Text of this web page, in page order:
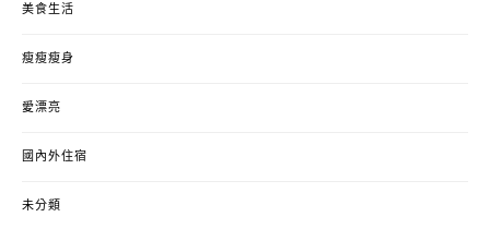
美食生活
瘦瘦瘦身
愛漂亮
國內外住宿
未分類